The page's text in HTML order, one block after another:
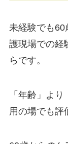
未経験でも
護現場での経
らです。
「年齢」よ
用の場でも評